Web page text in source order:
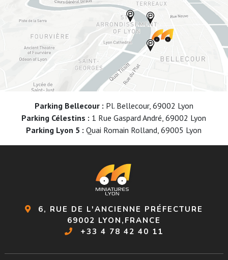
Parking Bellecour : Pl. Bellecour, 69002 Lyon
Parking Célestins : 1 Rue Gaspard André, 69002 Lyon
Parking Lyon 5 : Quai Romain Rolland, 69005 Lyon
6, RUE DE L'ANCIENNE PRÉFECTURE
69002 LYON,FRANCE
+33 4 78 42 40 11